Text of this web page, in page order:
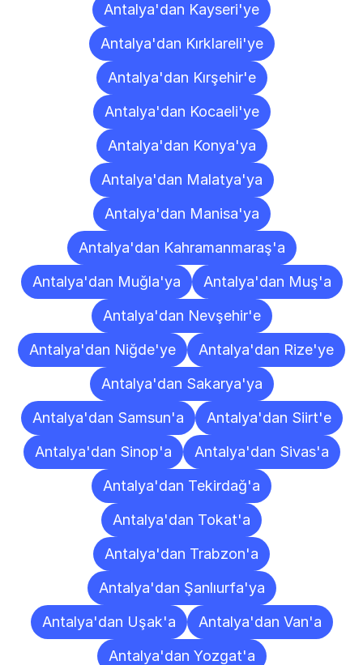
Antalya'dan Kayseri'ye
Antalya'dan Kırklareli'ye
Antalya'dan Kırşehir'e
Antalya'dan Kocaeli'ye
Antalya'dan Konya'ya
Antalya'dan Malatya'ya
Antalya'dan Manisa'ya
Antalya'dan Kahramanmaraş'a
Antalya'dan Muğla'ya
Antalya'dan Muş'a
Antalya'dan Nevşehir'e
Antalya'dan Niğde'ye
Antalya'dan Rize'ye
Antalya'dan Sakarya'ya
Antalya'dan Samsun'a
Antalya'dan Siirt'e
Antalya'dan Sinop'a
Antalya'dan Sivas'a
Antalya'dan Tekirdağ'a
Antalya'dan Tokat'a
Antalya'dan Trabzon'a
Antalya'dan Şanlıurfa'ya
Antalya'dan Uşak'a
Antalya'dan Van'a
Antalya'dan Yozgat'a